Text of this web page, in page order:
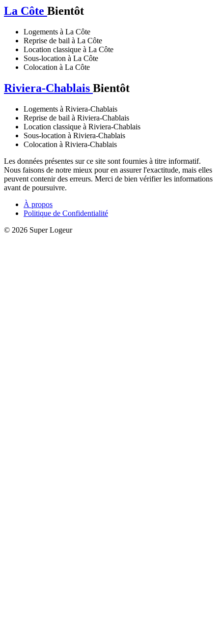
La Côte Bientôt
Logements à La Côte
Reprise de bail à La Côte
Location classique à La Côte
Sous-location à La Côte
Colocation à La Côte
Riviera-Chablais Bientôt
Logements à Riviera-Chablais
Reprise de bail à Riviera-Chablais
Location classique à Riviera-Chablais
Sous-location à Riviera-Chablais
Colocation à Riviera-Chablais
Les données présentes sur ce site sont fournies à titre informatif.
Nous faisons de notre mieux pour en assurer l'exactitude, mais elles
peuvent contenir des erreurs. Merci de bien vérifier les informations
avant de poursuivre.
À propos
Politique de Confidentialité
© 2026 Super Logeur